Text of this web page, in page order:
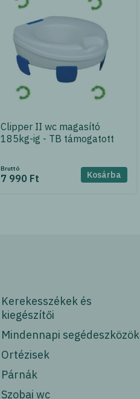
Clipper II wc magasító
185kg-ig - TB támogatott
Bruttó
7 990 Ft Kosárba
Kerekesszékek és
kiegészítői
Mindennapi segédeszközök
Ortézisek
Párnák
Szobai wc